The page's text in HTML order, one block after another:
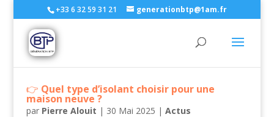
+33 6 32 59 31 21 generationbtp@1am.fr
Quel type d’isolant choisir pour une
maison neuve ?
par Pierre Alouit | 30 Mai 2025 | Actus